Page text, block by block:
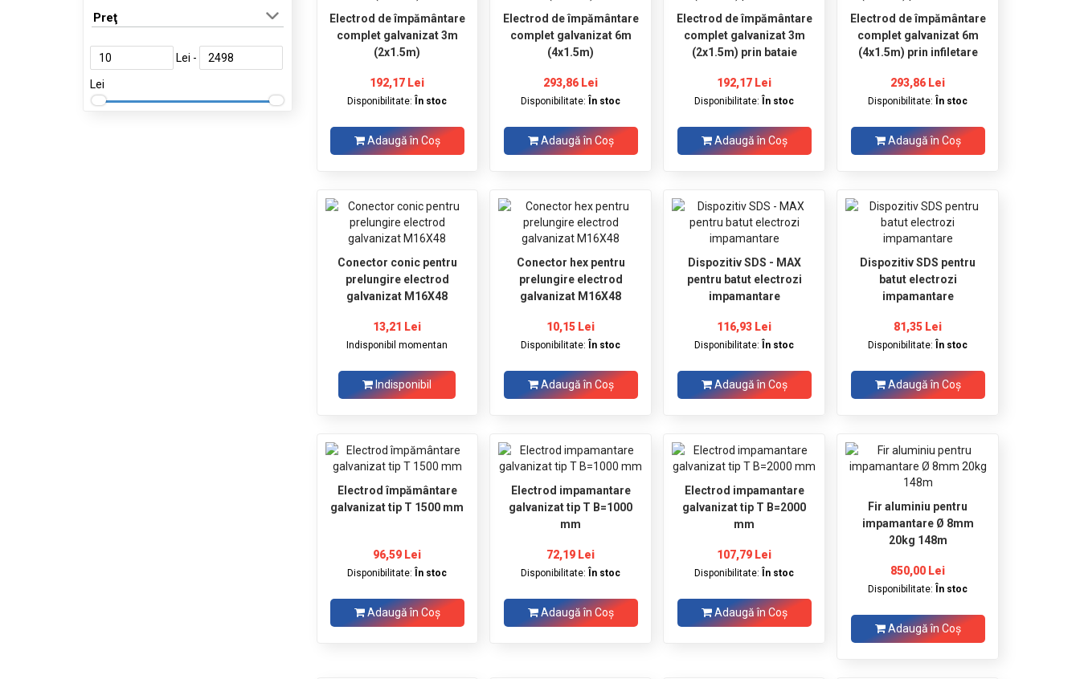
Livrare in 15 zile
Preţ
Lei -
Lei
Electrod de împământare
complet galvanizat 3m
(2x1.5m)
192,17 Lei
Disponibilitate: În stoc
Adaugă în Coş
Electrod de împământare
complet galvanizat 6m
(4x1.5m)
293,86 Lei
Disponibilitate: În stoc
Adaugă în Coş
Electrod de împământare
complet galvanizat 3m
(2x1.5m) prin bataie
192,17 Lei
Disponibilitate: În stoc
Adaugă în Coş
Electrod de împământare
complet galvanizat 6m
(4x1.5m) prin infiletare
293,86 Lei
Disponibilitate: În stoc
Adaugă în Coş
Conector conic pentru
prelungire electrod
galvanizat M16X48
13,21 Lei
Indisponibil momentan
Indisponibil
Conector hex pentru
prelungire electrod
galvanizat M16X48
10,15 Lei
Disponibilitate: În stoc
Adaugă în Coş
Dispozitiv SDS - MAX
pentru batut electrozi
impamantare
116,93 Lei
Disponibilitate: În stoc
Adaugă în Coş
Dispozitiv SDS pentru
batut electrozi
impamantare
81,35 Lei
Disponibilitate: În stoc
Adaugă în Coş
Electrod împământare
galvanizat tip T 1500 mm
96,59 Lei
Disponibilitate: În stoc
Adaugă în Coş
Electrod impamantare
galvanizat tip T B=1000
mm
72,19 Lei
Disponibilitate: În stoc
Adaugă în Coş
Electrod impamantare
galvanizat tip T B=2000
mm
107,79 Lei
Disponibilitate: În stoc
Adaugă în Coş
Fir aluminiu pentru
impamantare Ø 8mm
20kg 148m
850,00 Lei
Disponibilitate: În stoc
Adaugă în Coş